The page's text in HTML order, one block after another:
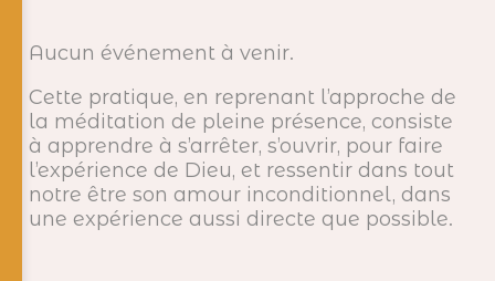
Aucun événement à venir.
Cette pratique, en reprenant l’approche de
la méditation de pleine présence, consiste
à apprendre à s’arrêter, s’ouvrir, pour faire
l’expérience de Dieu, et ressentir dans tout
notre être son amour inconditionnel, dans
une expérience aussi directe que possible.